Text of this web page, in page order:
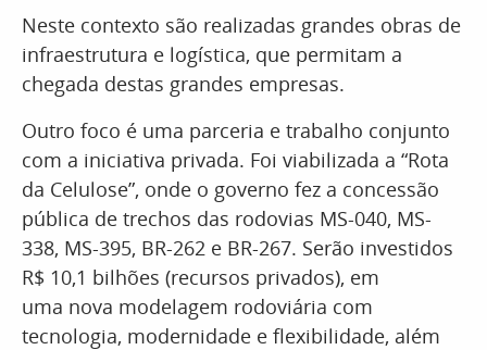
Neste contexto são realizadas grandes obras de
infraestrutura e logística, que permitam a
chegada destas grandes empresas.
Outro foco é uma parceria e trabalho conjunto
com a iniciativa privada. Foi viabilizada a “Rota
da Celulose”, onde o governo fez a concessão
pública de trechos das rodovias MS-040, MS-
338, MS-395, BR-262 e BR-267. Serão investidos
R$ 10,1 bilhões (recursos privados), em
uma nova modelagem rodoviária com
tecnologia, modernidade e flexibilidade, além